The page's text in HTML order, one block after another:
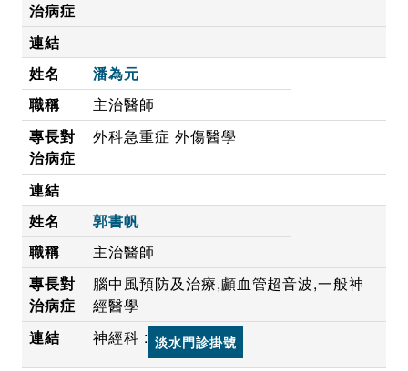
潘為元
主治醫師
外科急重症 外傷醫學
郭書帆
主治醫師
腦中風預防及治療,顱血管超音波,一般神
經醫學
神經科 : 淡水門診掛號